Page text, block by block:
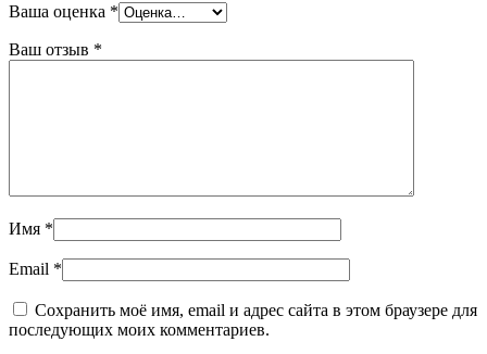
Ваша оценка *
Ваш отзыв *
Имя *
Email *
Сохранить моё имя, email и адрес сайта в этом браузере для
последующих моих комментариев.